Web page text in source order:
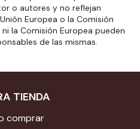
o autores y no reflejan
Europea o la Comisión
la Comisión Europea pueden
de las mismas.
TIENDA
comprar